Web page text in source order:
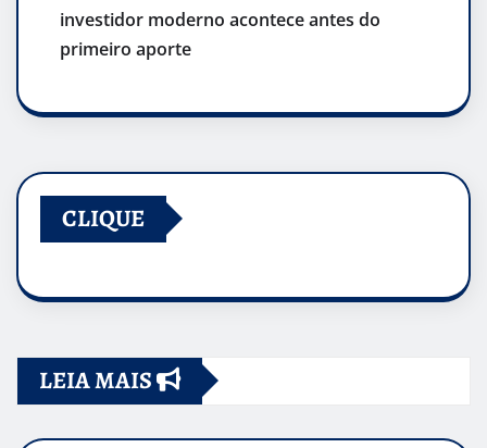
investidor moderno acontece antes do
primeiro aporte
CLIQUE
LEIA MAIS